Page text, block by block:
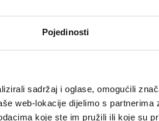
Pojedinosti
sadržaj i oglase, omogućili
web-lokacije dijelimo s partnerima
koje ste im pružili ili koje su